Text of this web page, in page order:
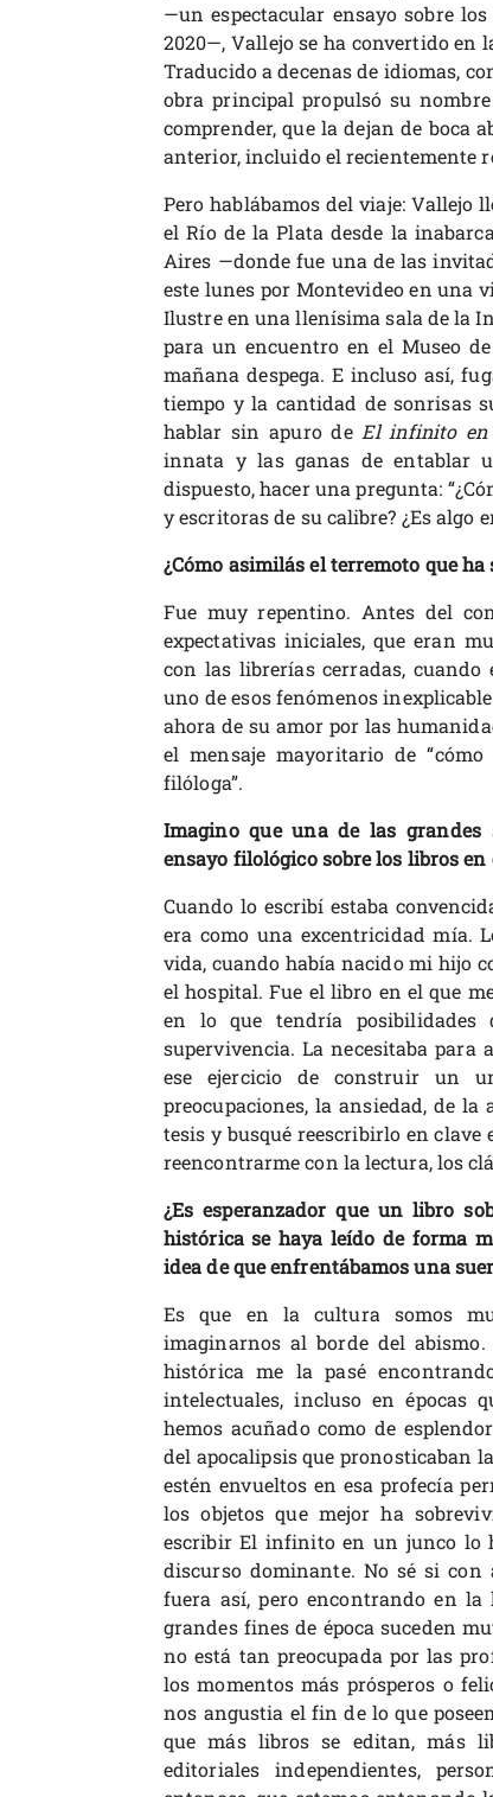
—un espectacular ensayo sobre
2020—, Vallejo se ha convertido
Traducido a decenas de idiomas,
obra principal propulsó su
comprender, que la dejan de boca
anterior, incluido el recientemente
Pero hablábamos del viaje: Vallejo
el Río de la Plata desde la
Aires —donde fue una de las
este lunes por Montevideo en una
Ilustre en una llenísima sala de la
para un encuentro en el Museo
mañana despega. E incluso así,
tiempo y la cantidad de sonrisas
hablar sin apuro de El infinito en
innata y las ganas de entablar
dispuesto, hacer una pregunta:
y escritoras de su calibre? ¿Es algo
¿Cómo asimilás el terremoto que ha
Fue muy repentino. Antes del
expectativas iniciales, que eran
con las librerías cerradas,
uno de esos fenómenos
ahora de su amor por las
el mensaje mayoritario de
filóloga”.
Imagino que una de las grandes
ensayo filológico sobre los libros
Cuando lo escribí estaba
era como una excentricidad mía.
vida, cuando había nacido mi hijo
el hospital. Fue el libro en el que
en lo que tendría posibilidades
supervivencia. La necesitaba
ese ejercicio de construir un
preocupaciones, la ansiedad, de
tesis y busqué reescribirlo en
reencontrarme con la lectura, los
¿Es esperanzador que un libro
histórica se haya leído de forma
idea de que enfrentábamos una
Es que en la cultura somos
imaginarnos al borde del
histórica me la pasé
intelectuales, incluso en épocas
hemos acuñado como de
del apocalipsis que pronosticaban
estén envueltos en esa profecía
los objetos que mejor ha
escribir El infinito en un junco lo
discurso dominante. No sé si con
fuera así, pero encontrando en
grandes fines de época suceden
no está tan preocupada por las
los momentos más prósperos o
nos angustia el fin de lo que
que más libros se editan, más
editoriales independientes,